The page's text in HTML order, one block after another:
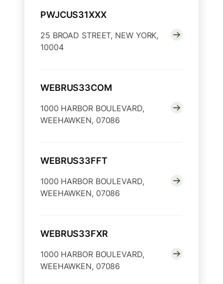
PWJCUS31XXX
25 BROAD STREET, NEW YORK,
10004
WEBRUS33COM
1000 HARBOR BOULEVARD,
WEEHAWKEN, 07086
WEBRUS33FFT
1000 HARBOR BOULEVARD,
WEEHAWKEN, 07086
WEBRUS33FXR
1000 HARBOR BOULEVARD,
WEEHAWKEN, 07086